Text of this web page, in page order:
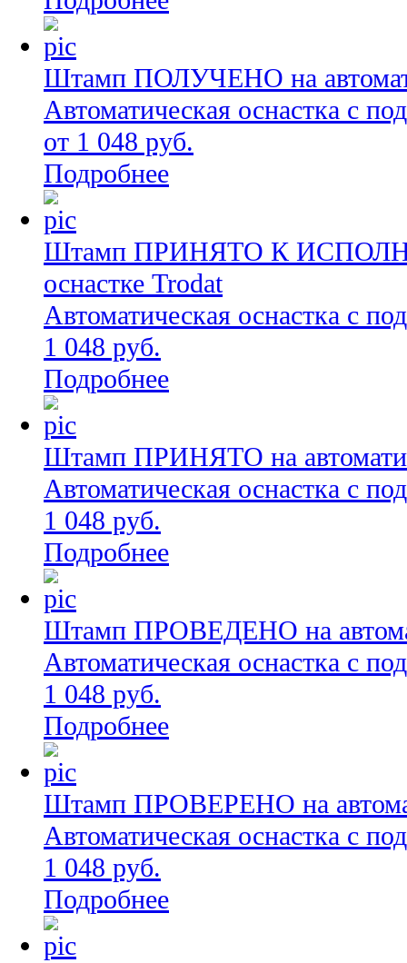
Штамп ПОЛУЧЕНО на
Автоматическая оснастка с
от 1 048 руб.
Подробнее
Штамп ПРИНЯТО К
оснастке Trodat
Автоматическая оснастка с
1 048 руб.
Подробнее
Штамп ПРИНЯТО на
Автоматическая оснастка с
1 048 руб.
Подробнее
Штамп ПРОВЕДЕНО на
Автоматическая оснастка с
1 048 руб.
Подробнее
Штамп ПРОВЕРЕНО на
Автоматическая оснастка с
1 048 руб.
Подробнее